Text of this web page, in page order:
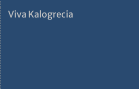
Viva Kalogrecia